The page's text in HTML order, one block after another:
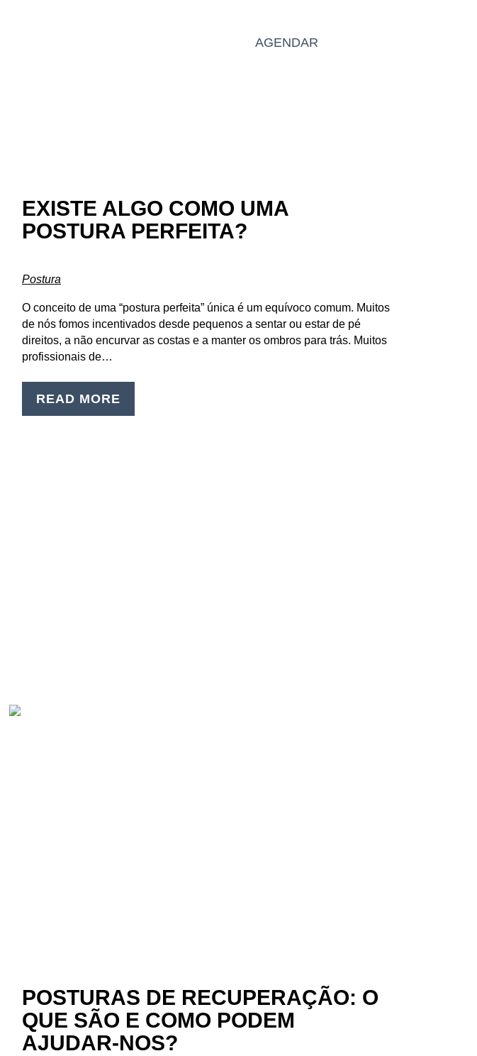
AGENDAR
EXISTE ALGO COMO UMA
POSTURA PERFEITA?
Postura
O conceito de uma “postura perfeita” única é um equívoco comum. Muitos
de nós fomos incentivados desde pequenos a sentar ou estar de pé
direitos, a não encurvar as costas e a manter os ombros para trás. Muitos
profissionais de…
READ MORE
POSTURAS DE RECUPERAÇÃO: O
QUE SÃO E COMO PODEM
AJUDAR-NOS?